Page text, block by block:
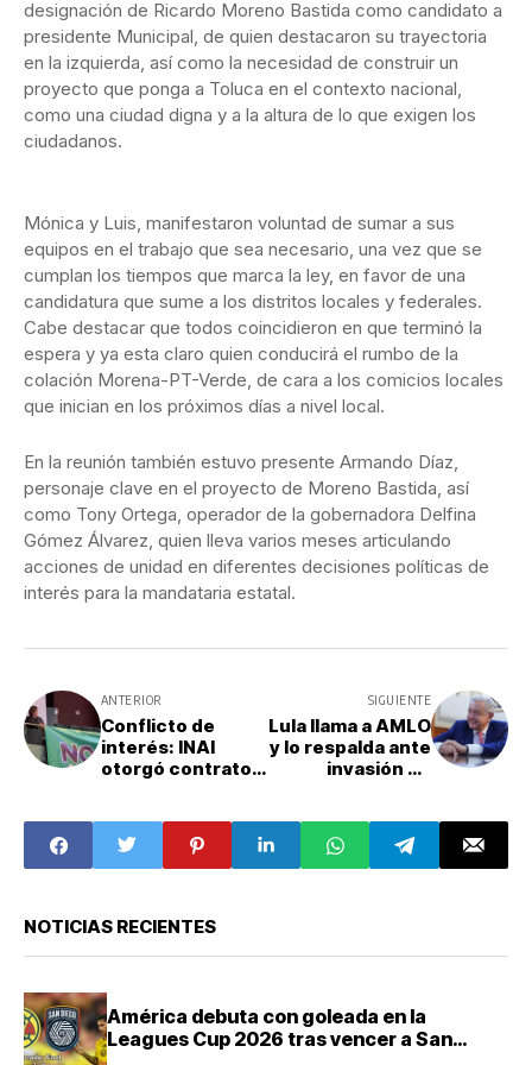
designación de Ricardo Moreno Bastida como candidato a
presidente Municipal, de quien destacaron su trayectoria
en la izquierda, así como la necesidad de construir un
proyecto que ponga a Toluca en el contexto nacional,
como una ciudad digna y a la altura de lo que exigen los
ciudadanos.
Mónica y Luis, manifestaron voluntad de sumar a sus
equipos en el trabajo que sea necesario, una vez que se
cumplan los tiempos que marca la ley, en favor de una
candidatura que sume a los distritos locales y federales.
Cabe destacar que todos coincidieron en que terminó la
espera y ya esta claro quien conducirá el rumbo de la
colación Morena-PT-Verde, de cara a los comicios locales
que inician en los próximos días a nivel local.
En la reunión también estuvo presente Armando Díaz,
personaje clave en el proyecto de Moreno Bastida, así
como Tony Ortega, operador de la gobernadora Delfina
Gómez Álvarez, quien lleva varios meses articulando
acciones de unidad en diferentes decisiones políticas de
interés para la mandataria estatal.
ANTERIOR
Conflicto de
interés: INAI
otorgó contratos
Xóchitl Gálvez
SIGUIENTE
Lula llama a AMLO
y lo respalda ante
invasión de
NOTICIAS RECIENTES
América debuta con goleada en la
Leagues Cup 2026 tras vencer a San